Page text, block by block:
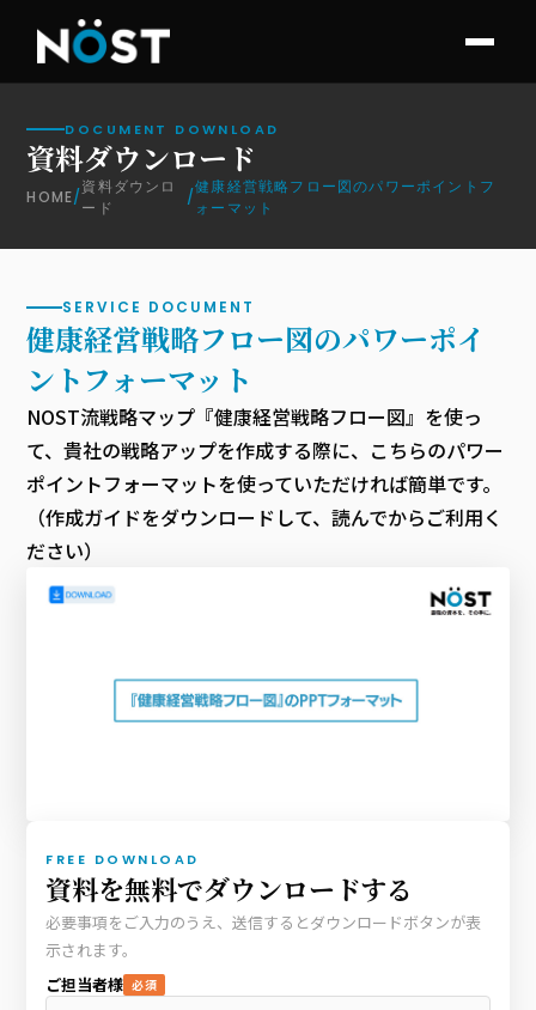
DOCUMENT DOWNLOAD
資料ダウンロード
HOME/
資料ダウンロ
ード
/
健康経営戦略フロー図のパワーポイントフ
ォーマット
SERVICE DOCUMENT
健康経営戦略フロー図のパワーポイ
ントフォーマット
NOST流戦略マップ『健康経営戦略フロー図』を使っ
て、貴社の戦略アップを作成する際に、こちらのパワー
ポイントフォーマットを使っていただければ簡単です。
（作成ガイドをダウンロードして、読んでからご利用く
ださい）
FREE DOWNLOAD
資料を無料でダウンロードする
必要事項をご入力のうえ、送信するとダウンロードボタンが表
示されます。
ご担当者様 必須